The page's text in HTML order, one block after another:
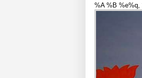
%A %B %e%q,